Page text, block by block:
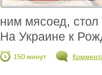
ним мясоед,
На Украине к
150 минут